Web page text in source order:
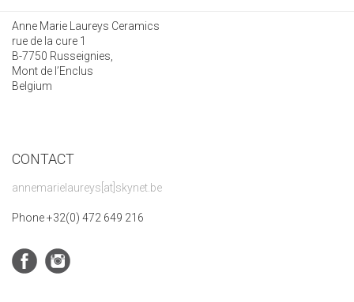
Anne Marie Laureys Ceramics
rue de la cure 1
B-7750 Russeignies,
Mont de l’Enclus
Belgium
CONTACT
annemarielaureys[at]skynet.be
Phone +32(0) 472 649 216